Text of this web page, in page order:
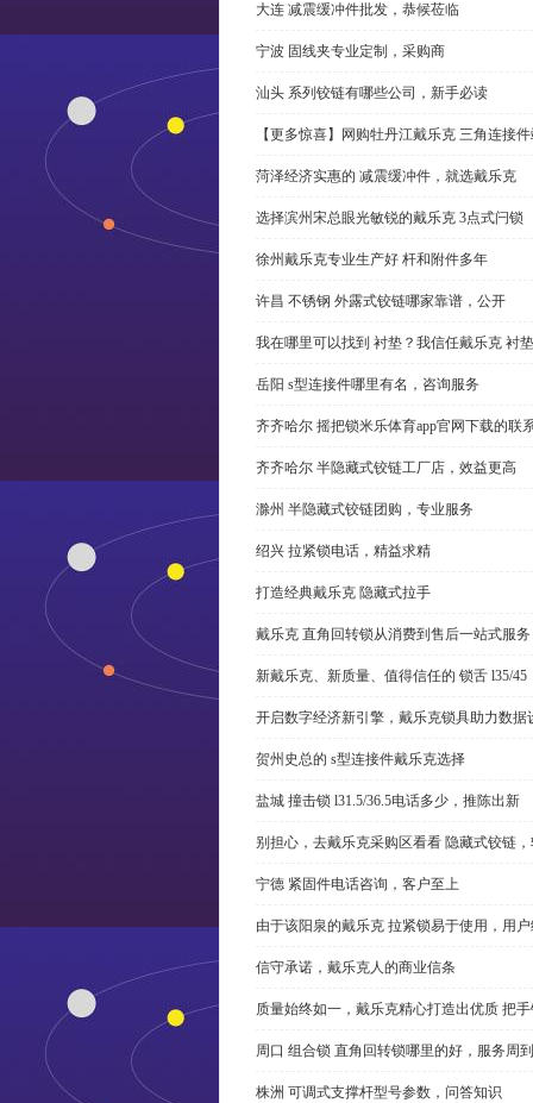
大连 减震缓冲件批发，恭候莅临
宁波 固线夹专业定制，采购商
汕头 系列铰链有哪些公司，新手必读
【更多惊喜】网购牡丹江戴乐克 三角连接
菏泽经济实惠的 减震缓冲件，就选戴乐克
选择滨州宋总眼光敏锐的戴乐克 3点式闩锁
徐州戴乐克专业生产好 杆和附件多年
许昌 不锈钢 外露式铰链哪家靠谱，公开
我在哪里可以找到 衬垫？我信任戴乐克 衬
岳阳 s型连接件哪里有名，咨询服务
齐齐哈尔 摇把锁米乐体育app官网下载的联
齐齐哈尔 半隐藏式铰链工厂店，效益更高
滁州 半隐藏式铰链团购，专业服务
绍兴 拉紧锁电话，精益求精
打造经典戴乐克 隐藏式拉手
戴乐克 直角回转锁从消费到售后一站式服务
新戴乐克、新质量、值得信任的 锁舌 l35/45
开启数字经济新引擎，戴乐克锁具助力数据
贺州史总的 s型连接件戴乐克选择
盐城 撞击锁 l31.5/36.5电话多少，推陈出新
别担心，去戴乐克采购区看看 隐藏式铰链
宁德 紧固件电话咨询，客户至上
由于该阳泉的戴乐克 拉紧锁易于使用，用
信守承诺，戴乐克人的商业信条
质量始终如一，戴乐克精心打造出优质 把
周口 组合锁 直角回转锁哪里的好，服务周到
株洲 可调式支撑杆型号参数，问答知识